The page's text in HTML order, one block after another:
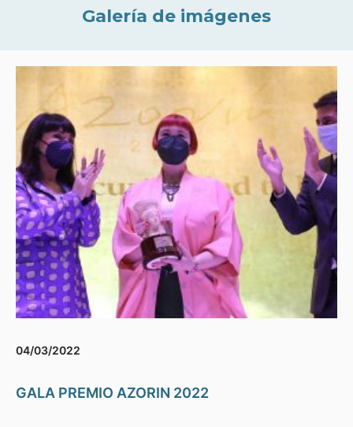
Galería de imágenes
04/03/2022
GALA PREMIO AZORIN 2022